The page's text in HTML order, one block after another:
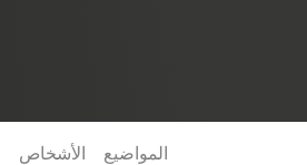
المواضيع الأشخاص